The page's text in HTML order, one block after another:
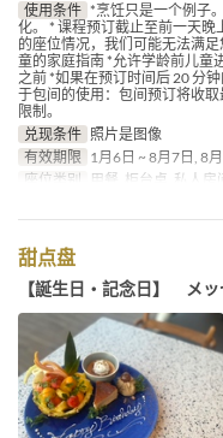
使用条件 *烹饪只是一个例子
化。 * 课程预订截止至前一天
的座位情况，我们可能无法满
童的家庭指南 *允许学龄前儿童
之前 *如果在预订时间后 20 分
于包间的使用：包间预订将收
限制。
兑现条件 照片是图像
有效期限 1月6日 ~ 8月7日, 8
座位类别
用餐, 柜台桌, 私人房间
甜点盘
【誕生日・記念日】 メ